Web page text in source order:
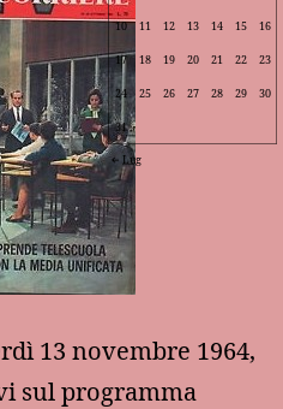
13 novembre 1964,
sul programma
10 11 12 13 14 15 16
17 18 19 20 21 22 23
24 25 26 27 28 29 30
31
Lug